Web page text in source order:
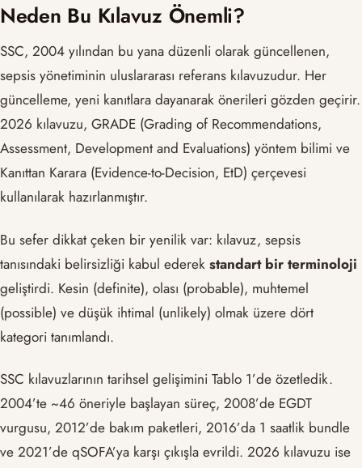
Neden Bu Kılavuz Önemli?
SSC, 2004 yılından bu yana düzenli olarak güncellenen,
sepsis yönetiminin uluslararası referans kılavuzudur. Her
güncelleme, yeni kanıtlara dayanarak önerileri gözden geçirir.
2026 kılavuzu, GRADE (Grading of Recommendations,
Assessment, Development and Evaluations) yöntem bilimi ve
Kanıttan Karara (Evidence-to-Decision, EtD) çerçevesi
kullanılarak hazırlanmıştır.
Bu sefer dikkat çeken bir yenilik var: kılavuz, sepsis
tanısındaki belirsizliği kabul ederek standart bir terminoloji
geliştirdi. Kesin (definite), olası (probable), muhtemel
(possible) ve düşük ihtimal (unlikely) olmak üzere dört
kategori tanımlandı.
SSC kılavuzlarının tarihsel gelişimini Tablo 1’de özetledik.
2004’te ~46 öneriyle başlayan süreç, 2008’de EGDT
vurgusu, 2012’de bakım paketleri, 2016’da 1 saatlik bundle
ve 2021’de qSOFA’ya karşı çıkışla evrildi. 2026 kılavuzu ise